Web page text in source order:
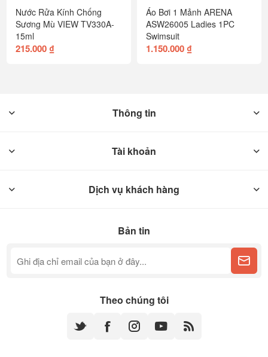
Nước Rửa Kính Chống
Sương Mù VIEW TV330A-
15ml
215.000 ₫
Áo Bơi 1 Mảnh ARENA
ASW26005 Ladies 1PC
Swimsuit
1.150.000 ₫
Thông tin
Tài khoản
Dịch vụ khách hàng
Bản tin
Theo chúng tôi